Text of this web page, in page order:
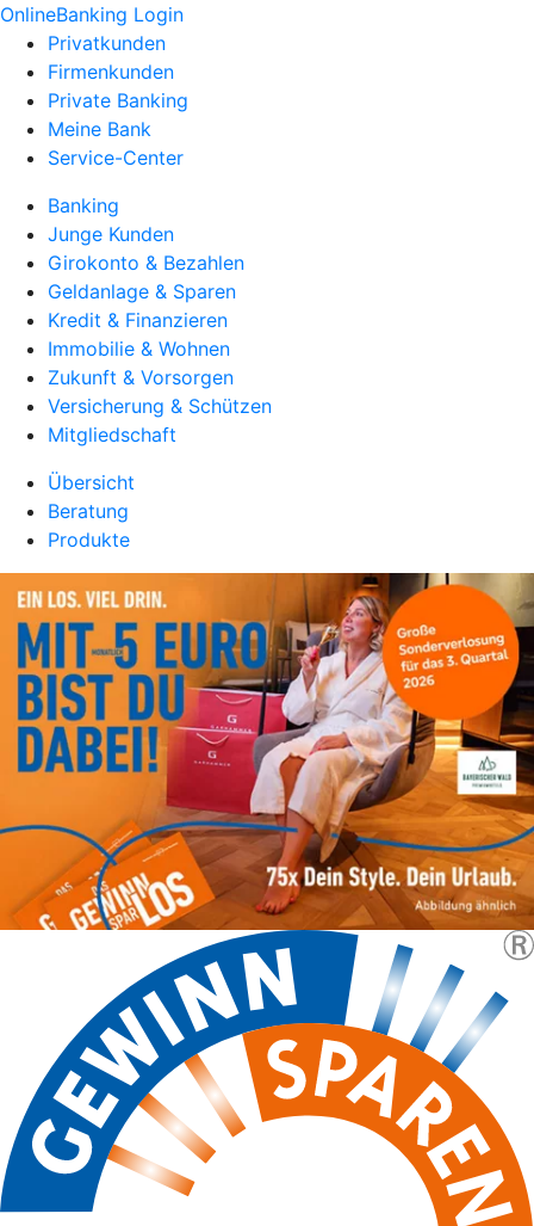
OnlineBanking Login
Privatkunden
Firmenkunden
Private Banking
Meine Bank
Service-Center
Banking
Junge Kunden
Girokonto & Bezahlen
Geldanlage & Sparen
Kredit & Finanzieren
Immobilie & Wohnen
Zukunft & Vorsorgen
Versicherung & Schützen
Mitgliedschaft
Übersicht
Beratung
Produkte